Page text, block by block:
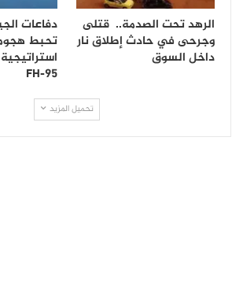
الرهد تحت الصدمة.. قتلى
وجرحى في حادث إطلاق نار
داخل السوق
دفاعات
تحبط
FH-95
تحميل المزيد